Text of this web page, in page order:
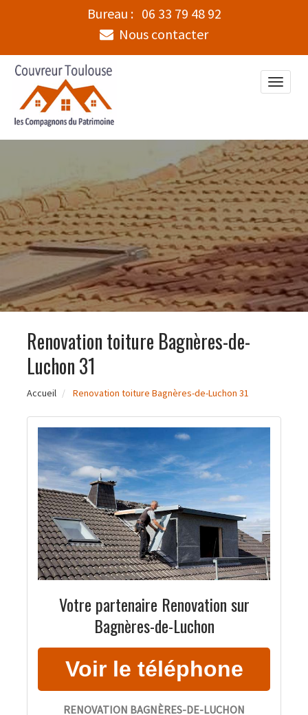
Bureau : 06 33 79 48 92
Nous contacter
Toggle
Renovation toiture Bagnères-de-
Luchon 31
Accueil Renovation toiture Bagnères-de-Luchon 31
Votre partenaire Renovation sur
Bagnères-de-Luchon
RENOVATION BAGNÈRES-DE-LUCHON